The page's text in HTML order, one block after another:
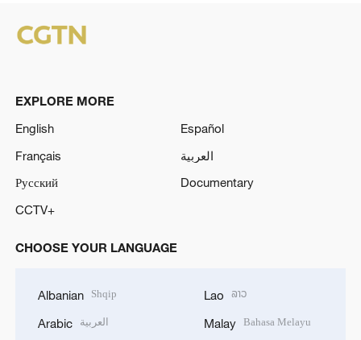
EXPLORE MORE
English
Español
Français
العربية
Русский
Documentary
CCTV+
CHOOSE YOUR LANGUAGE
Albanian Shqip
Arabic العربية
Lao ລາວ
Malay Bahasa Melayu